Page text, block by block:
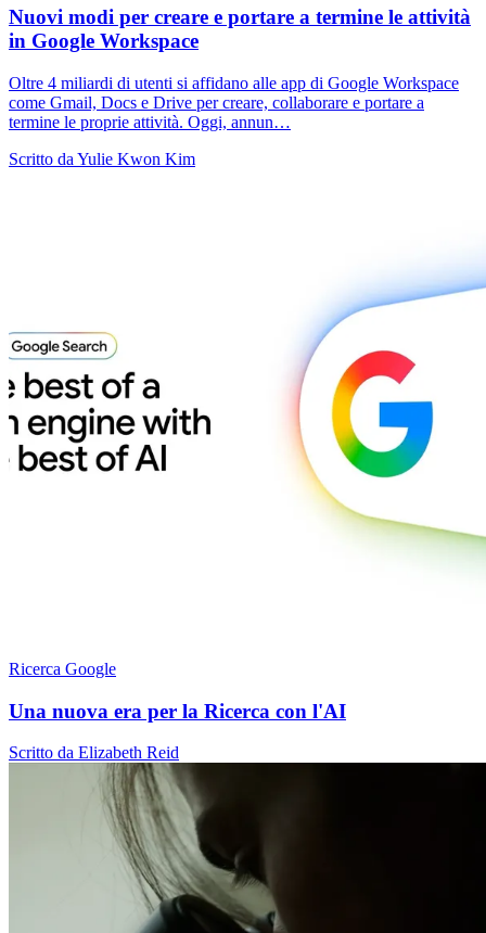
Nuovi modi per creare e portare a termine le attività
in Google Workspace
Oltre 4 miliardi di utenti si affidano alle app di Google Workspace
come Gmail, Docs e Drive per creare, collaborare e portare a
termine le proprie attività. Oggi, annun…
Scritto da Yulie Kwon Kim
Ricerca Google
Una nuova era per la Ricerca con l'AI
Scritto da Elizabeth Reid